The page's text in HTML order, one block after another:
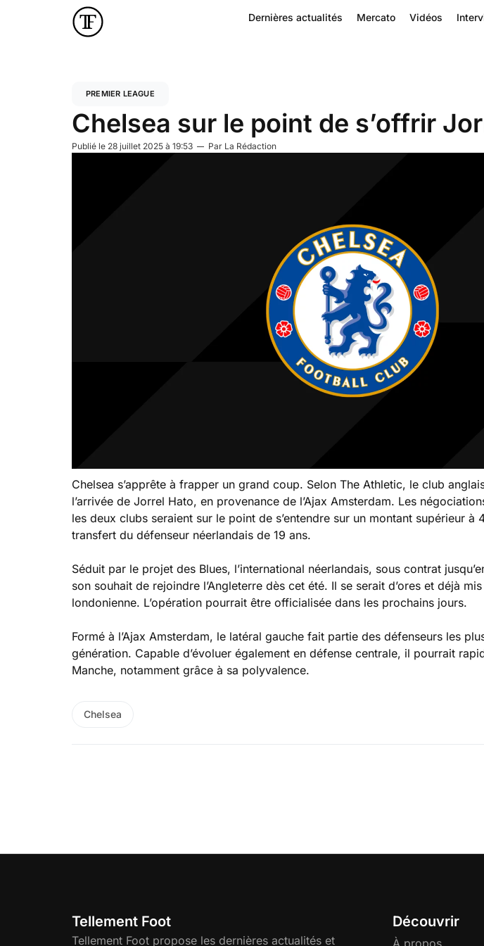
Dernières actualités Mercato Vidéos
PREMIER LEAGUE
Chelsea sur le point de s’offrir
Publié le 28 juillet 2025 à 19:53 Par La Rédaction
Chelsea s’apprête à frapper un grand coup. Selon The Athletic, le club
l’arrivée de Jorrel Hato, en provenance de l’Ajax Amsterdam. Les
les deux clubs seraient sur le point de s’entendre sur un montant supérieur à
transfert du défenseur néerlandais de 19 ans.
Séduit par le projet des Blues, l’international néerlandais, sous contrat
son souhait de rejoindre l’Angleterre dès cet été. Il se serait d’ores et déjà
londonienne. L’opération pourrait être officialisée dans les prochains jours.
Formé à l’Ajax Amsterdam, le latéral gauche fait partie des défenseurs les
génération. Capable d’évoluer également en défense centrale, il pourrait
Manche, notamment grâce à sa polyvalence.
Chelsea
Tellement Foot
Tellement Foot propose les dernières actualités et
Découvrir
À propos